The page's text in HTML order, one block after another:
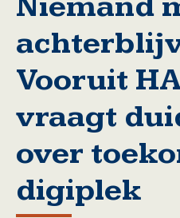
Vooruit
vraagt
over
digiplek